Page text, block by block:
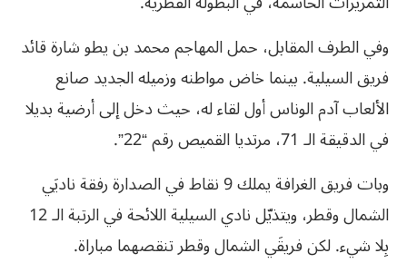
وفي الطرف المقابل، حمل المهاجم محمد بن يطو شارة قائد
فريق السيلية. بينما خاض مواطنه وزميله الجديد صانع
الألعاب آدم الوناس أول لقاء له، حيث دخل إلى أرضية بديلا
في الدقيقة الـ 71، مرتديا القميص رقم “22”.
وبات فريق الغرافة يملك 9 نقاط في الصدارة رفقة ناديَي
الشمال وقطر، ويتذيّل نادي السيلية اللائحة في الرتبة الـ 12
بِلا شيء. لكن فريقَي الشمال وقطر تنقصهما مباراة.